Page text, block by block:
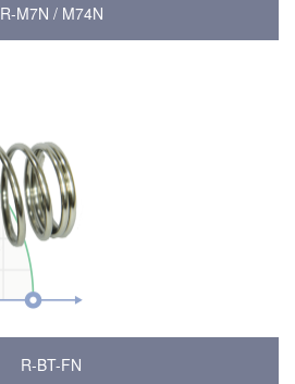
R-M7N / M74N
R-BT-FN